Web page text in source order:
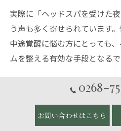
実際に「ヘッドスパを受けた
う声も多く寄せられています
中途覚醒に悩む方にとっても、
ムを整える有効な手段となるで
ヘッドスパ施術前後の効果的
ヘッドスパの効果を最大限に
過ごし方も重要です。施術前
0268-
お問い合わせはこちら